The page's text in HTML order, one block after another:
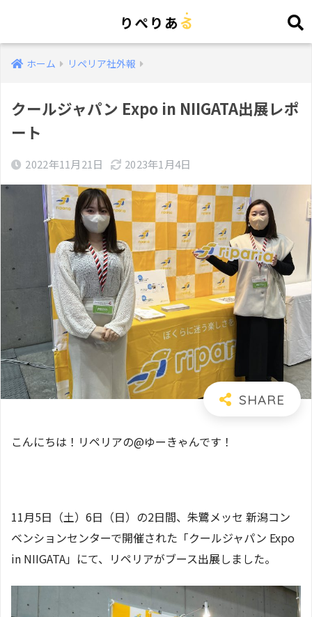
ホーム リペリア社外報
クールジャパン Expo in NIIGATA出展レポ
ート
2022年11月21日 2023年1月4日
こんにちは！リペリアの@ゆーきゃんです！
11月5日（土）6日（日）の2日間、朱鷺メッセ 新潟コン
ベンションセンターで開催された「クールジャパン Expo
in NIIGATA」にて、リペリアがブース出展しました。